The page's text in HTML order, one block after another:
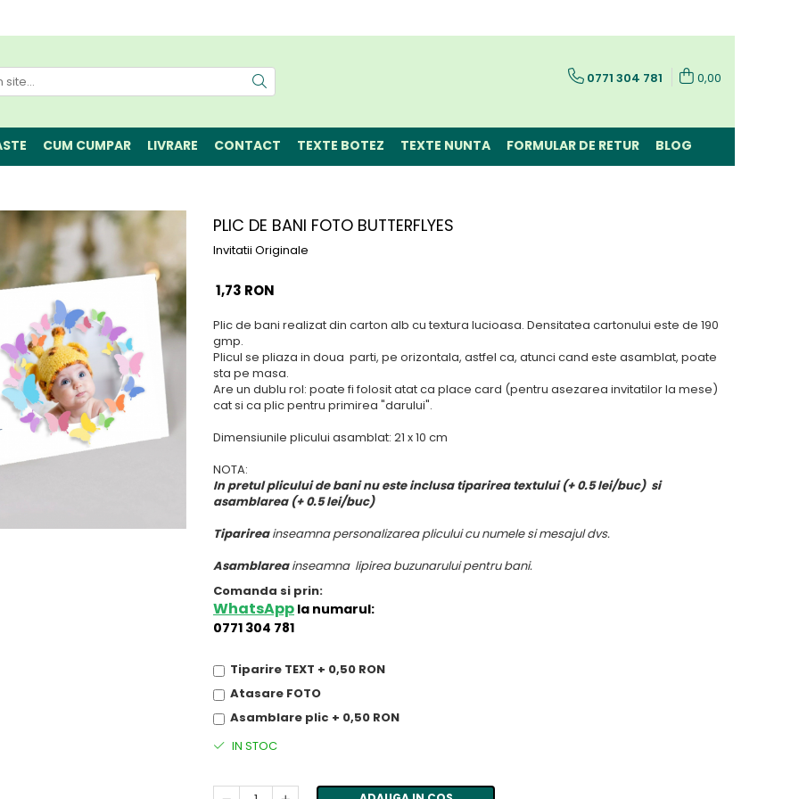
0771 304 781 0,00
CUM CUMPAR LIVRARE CONTACT TEXTE BOTEZ TEXTE NUNTA FORMULAR DE RETUR BLOG
PLIC DE BANI FOTO BUTTERFLYES
Invitatii Originale
1,73 RON
Plic de bani realizat din carton alb cu textura lucioasa. Densitatea cartonului este de 190
gmp.
Plicul se pliaza in doua parti, pe orizontala, astfel ca, atunci cand este asamblat, poate
sta pe masa.
Are un dublu rol: poate fi folosit atat ca place card (pentru asezarea invitatilor la mese)
cat si ca plic pentru primirea "darului".
Dimensiunile plicului asamblat: 21 x 10 cm
NOTA:
In pretul plicului de bani nu este inclusa tiparirea textului (+ 0.5 lei/buc) si
asamblarea (+ 0.5 lei/buc)
Tiparireainseamnapersonalizarea plicului cu numele si mesajul dvs.
Asamblareainseamna lipirea buzunarului pentru bani.
Comanda si prin:
WhatsApp la numarul:
0771 304 781
Tiparire TEXT + 0,50 RON
Atasare FOTO
Asamblare plic + 0,50 RON
IN STOC